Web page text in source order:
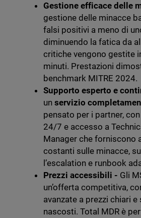
Gestione efficace delle
gestione delle minacce
falsi positivi a meno di
diminuendo la fatica da
critiche vengono gestite
minuti. Prestazioni
benchmark MITRE 2024.
Supporto esperto e
unservizio
pensato per i partner,
24/7 e accesso a
Manager che forniscono
costanti sulle minacce,
l’escalation e runbook
Prezzi accessibili - Gli
un’offerta competitiva,
avanzate a prezzi chiari
nascosti. Total MDR è